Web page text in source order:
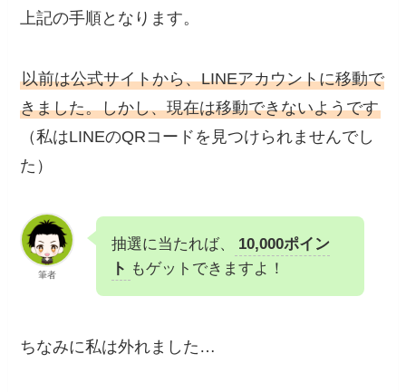
上記の手順となります。
以前は公式サイトから、LINEアカウントに移動で
きました。しかし、現在は移動できないようです
（私はLINEのQRコードを見つけられませんでし
た）
筆者
抽選に当たれば、
10,000ポイン
ト もゲットできますよ！
ちなみに私は外れました…